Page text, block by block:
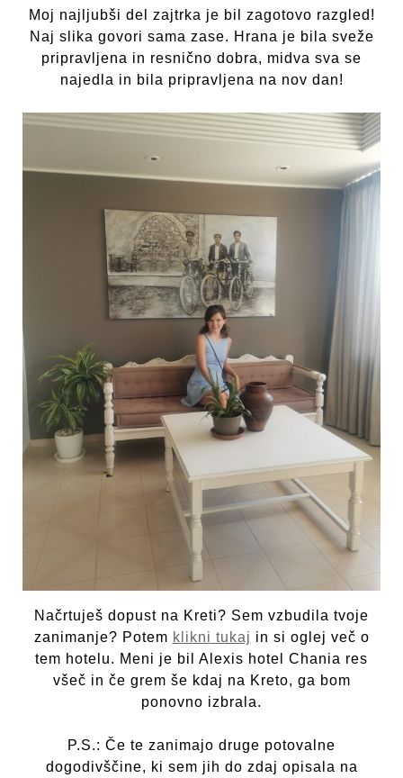
Moj najljubši del zajtrka je bil zagotovo razgled!
Naj slika govori sama zase. Hrana je bila sveže
pripravljena in resnično dobra, midva sva se
najedla in bila pripravljena na nov dan!
Načrtuješ dopust na Kreti? Sem vzbudila tvoje
zanimanje? Potem klikni tukaj in si oglej več o
tem hotelu. Meni je bil Alexis hotel Chania res
všeč in če grem še kdaj na Kreto, ga bom
ponovno izbrala.
P.S.: Če te zanimajo druge potovalne
dogodivščine, ki sem jih do zdaj opisala na